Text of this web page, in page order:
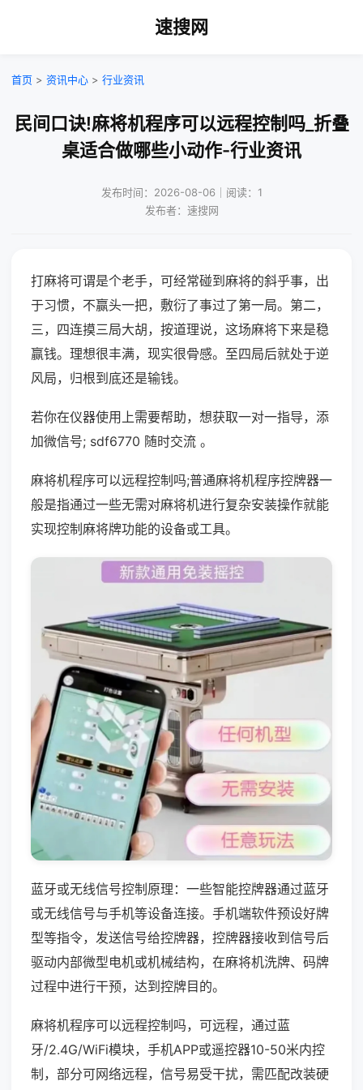
速搜网
首页 > 资讯中心 > 行业资讯
民间口诀!麻将机程序可以远程控制吗_折叠
桌适合做哪些小动作-行业资讯
发布时间：2026-08-06｜阅读：1
发布者：速搜网
打麻将可谓是个老手，可经常碰到麻将的斜乎事，出
于习惯，不赢头一把，敷衍了事过了第一局。第二，
三，四连摸三局大胡，按道理说，这场麻将下来是稳
赢钱。理想很丰满，现实很骨感。至四局后就处于逆
风局，归根到底还是输钱。
若你在仪器使用上需要帮助，想获取一对一指导，添
加微信号; sdf6770 随时交流 。
麻将机程序可以远程控制吗;普通麻将机程序控牌器一
般是指通过一些无需对麻将机进行复杂安装操作就能
实现控制麻将牌功能的设备或工具。
蓝牙或无线信号控制原理：一些智能控牌器通过蓝牙
或无线信号与手机等设备连接。手机端软件预设好牌
型等指令，发送信号给控牌器，控牌器接收到信号后
驱动内部微型电机或机械结构，在麻将机洗牌、码牌
过程中进行干预，达到控牌目的。
麻将机程序可以远程控制吗，可远程，通过蓝
牙/2.4G/WiFi模块，手机APP或遥控器10-50米内控
制，部分可网络远程，信号易受干扰，需匹配改装硬